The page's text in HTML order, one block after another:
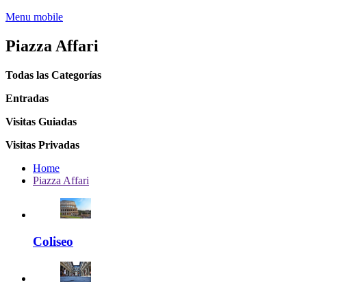
Menu mobile
Piazza Affari
Todas las Categorías
Entradas
Visitas Guiadas
Visitas Privadas
Home
Piazza Affari
Coliseo